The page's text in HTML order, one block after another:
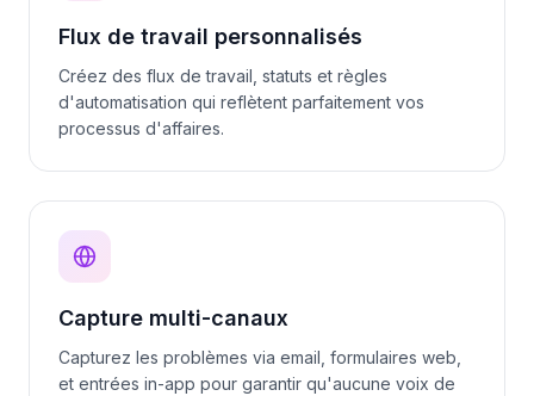
Flux de travail personnalisés
Créez des flux de travail, statuts et règles
d'automatisation qui reflètent parfaitement vos
processus d'affaires.
Capture multi-canaux
Capturez les problèmes via email, formulaires web,
et entrées in-app pour garantir qu'aucune voix de